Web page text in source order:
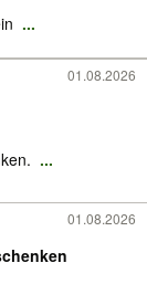
...
01.08.2026
...
01.08.2026